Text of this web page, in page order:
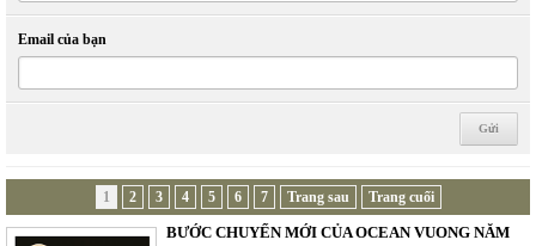
Email của bạn
1 2 3 4 5 6 7 Trang sau Trang cuối
BƯỚC CHUYỂN MỚI CỦA OCEAN VUONG NĂM